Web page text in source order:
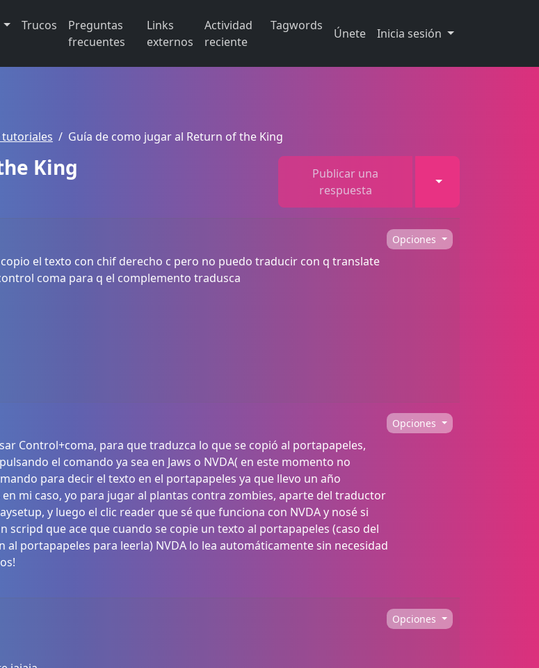
Trucos
Preguntas
frecuentes
Links
externos
Actividad
reciente
Tagwords
Únete Inicia sesión
tutoriales Guía de como jugar al Return of the King
King
Publicar una
respuesta
Toggle Dropdown
Opciones
el texto con chif derecho c pero no puedo traducir con q translate
coma para q el complemento tradusca
Opciones
Control+coma, para que traduzca lo que se copió al portapapeles,
el comando ya sea en Jaws o NVDA( en este momento no
para decir el texto en el portapapeles ya que llevo un año
mi caso, yo para jugar al plantas contra zombies, aparte del traductor
y luego el clic reader que sé que funciona con NVDA y nosé si
scripd que ace que cuando se copie un texto al portapapeles (caso del
portapapeles para leerla) NVDA lo lea automáticamente sin necesidad
Opciones